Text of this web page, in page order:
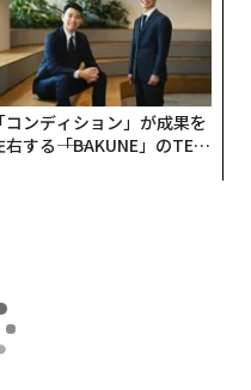
out of two M2A2
Abrams tank of the
in the Kursk Regio
の意味があるのだろう
「コンディション」が成果を
右する――「BAKUNE」のTEN